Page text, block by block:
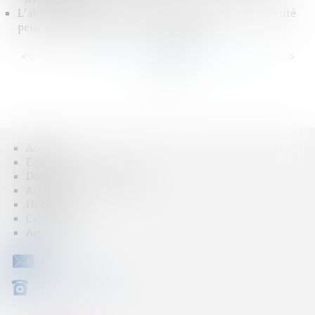
L’absence de liquidation et de partage de la communauté
peut-il constituer un recel successoral ?
<<
>
Accueil
Articles